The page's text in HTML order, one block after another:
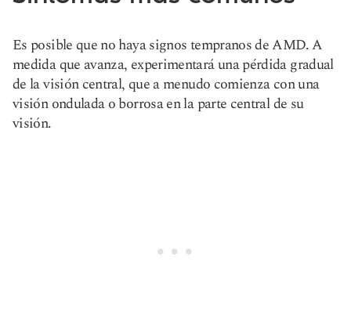
Es posible que no haya signos tempranos de AMD. A
medida que avanza, experimentará una pérdida gradual
de la visión central, que a menudo comienza con una
visión ondulada o borrosa en la parte central de su
visión.